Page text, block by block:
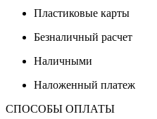
Пластиковые карты
Безналичный расчет
Наличными
Наложенный платеж
СПОСОБЫ ОПЛАТЫ